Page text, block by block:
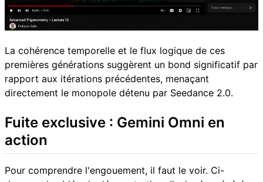
La cohérence temporelle et le flux logique de ces
premières générations suggèrent un bond significatif par
rapport aux itérations précédentes, menaçant
directement le monopole détenu par Seedance 2.0.
Fuite exclusive : Gemini Omni en
action
Pour comprendre l'engouement, il faut le voir. Ci-